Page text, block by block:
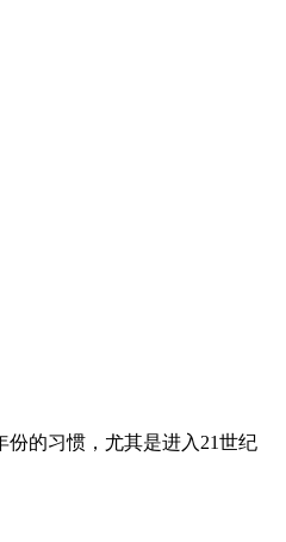
的习惯，尤其是进入21世纪